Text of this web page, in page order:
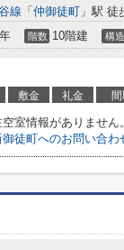
線 「 仲御徒町 」駅 徒
階数 10階建 構造
敷金 礼金 間
室情報がありません。
徒町へのお問い合わ